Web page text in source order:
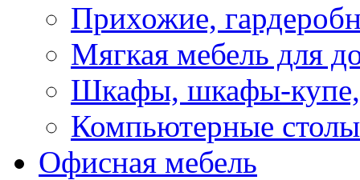
Прихожие,
Мягкая мебель для
Шкафы, шкафы-купе,
Компьютерные столы
Офисная мебель